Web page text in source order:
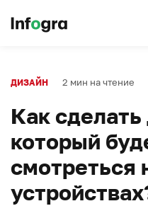
ДИЗАЙН 2 мин на чтение
Как
который
смотреться